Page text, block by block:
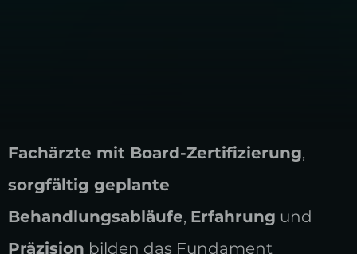
Fachärzte mit Board-Zertifizierung,
sorgfältig geplante
Behandlungsabläufe, Erfahrung und
Präzision bilden das Fundament